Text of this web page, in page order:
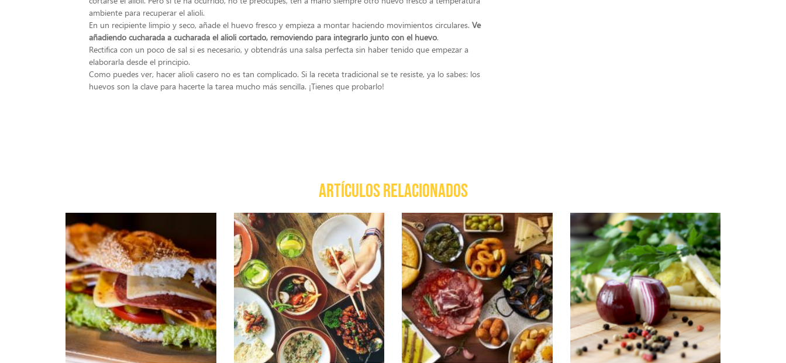
ambiente para recuperar el alioli.
En un recipiente limpio y seco, añade el huevo fresco y empieza a montar haciendo movimientos circulares. Ve
añadiendo cucharada a cucharada el alioli cortado, removiendo para integrarlo junto con el huevo.
Rectifica con un poco de sal si es necesario, y obtendrás una salsa perfecta sin haber tenido que empezar a
elaborarla desde el principio.
Como puedes ver, hacer alioli casero no es tan complicado. Si la receta tradicional se te resiste, ya lo sabes: los
huevos son la clave para hacerte la tarea mucho más sencilla. ¡Tienes que probarlo!
ARTÍCULOS RELACIONADOS